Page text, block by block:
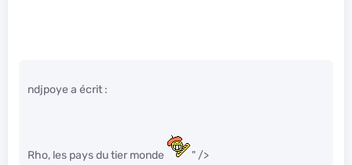
ndjpoye a écrit :
Rho, les pays du tier monde " />